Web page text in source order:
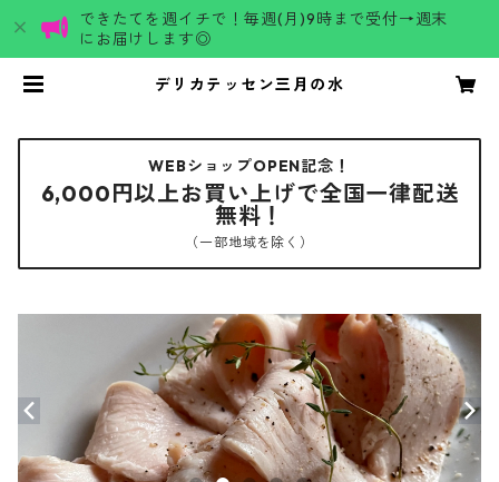
できたてを週イチで！毎週(月)9時まで受付→週末
にお届けします◎
デリカテッセン三月の水
WEBショップOPEN記念！
6,000円以上お買い上げで全国一律配送
無料！
（一部地域を除く）